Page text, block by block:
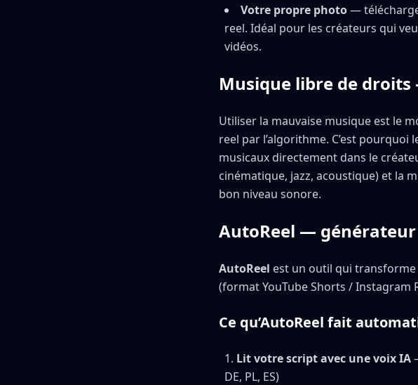
Votre propre photo—
reel. Idéal pour les créateurs qui
vidéos.
Musique libre de
Utiliser la mauvaise musique est le
reel par l’algorithme. C’est
musicaux directement dans le
cinématique, jazz, acoustique) et la
bon niveau sonore.
AutoReel — générateur
AutoReel est un outil qui
(format YouTube Shorts / Instagram
Ce qu’AutoReel fait
Lit votre script avec une voix IA
DE, PL, ES)